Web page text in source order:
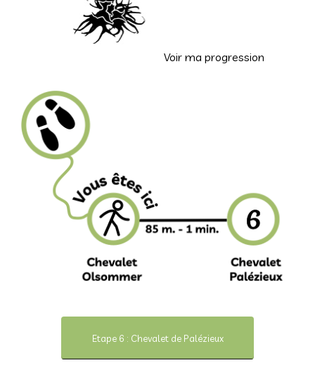
Etape 6 : Chevalet de Palézieux